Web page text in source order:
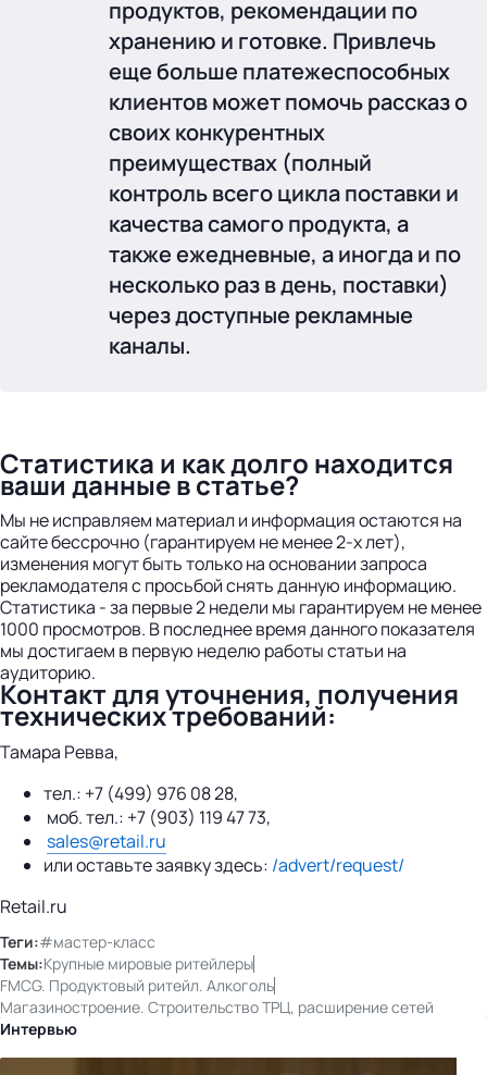
продуктов, рекомендации по
хранению и готовке. Привлечь
еще больше платежеспособных
клиентов может помочь рассказ о
своих конкурентных
преимуществах (полный
контроль всего цикла поставки и
качества самого продукта, а
также ежедневные, а иногда и по
несколько раз в день, поставки)
через доступные рекламные
каналы.
Статистика и как долго находится
ваши данные в статье?
Мы не исправляем материал и информация остаются на
сайте бессрочно (гарантируем не менее 2-х лет),
изменения могут быть только на основании запроса
рекламодателя с просьбой снять данную информацию.
Статистика - за первые 2 недели мы гарантируем не менее
1000 просмотров. В последнее время данного показателя
мы достигаем в первую неделю работы статьи на
аудиторию.
Контакт для уточнения, получения
технических требований:
Тамара Ревва,
тел.: +7 (499) 976 08 28,
моб. тел.: +7 (903) 119 47 73,
sales@retail.ru
или оставьте заявку здесь: /advert/request/
Retail.ru
Теги:#мастер-класс
Темы:Крупные мировые ритейлеры
FMCG. Продуктовый ритейл. Алкоголь
Магазиностроение. Строительство ТРЦ, расширение сетей
Интервью